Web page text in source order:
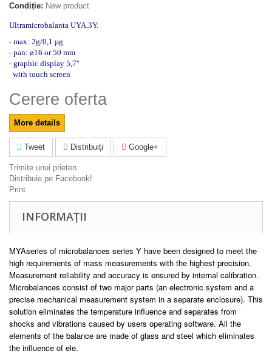
Condiție: New product
Ultramicrobalanta UYA.3Y.
- max: 2g/0,1 µg
- pan: ø16 or 50 mm
- graphic display 5,7''
with touch screen
Cerere oferta
More details
Tweet Distribuiţi Google+
Trimite unui prieten
Distribuie pe Facebook!
Print
INFORMAȚII
MYAseries of microbalances series Y have been designed to meet the
high requirements of mass measurements with the highest precision.
Measurement reliability and accuracy is ensured by internal calibration.
Microbalances consist of two major parts (an electronic system and a
precise mechanical measurement system in a separate enclosure). This
solution eliminates the temperature influence and separates from
shocks and vibrations caused by users operating software. All the
elements of the balance are made of glass and steel which eliminates
the influence of ele.